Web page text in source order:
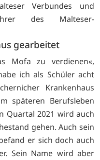
Verbundes und
des Malteser-
gearbeitet
Mofa zu verdienen«,
ich als Schüler acht
Krankenhaus
späteren Berufsleben
Quartal 2021 wird auch
gehen. Auch sein
er sich doch auch
Sein Name wird aber